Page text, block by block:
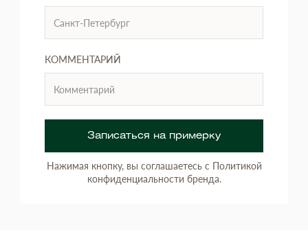
КОММЕНТАРИЙ
Записаться на примерку
Нажимая кнопку, вы соглашаетесь с Политикой
конфиденциальности бренда.